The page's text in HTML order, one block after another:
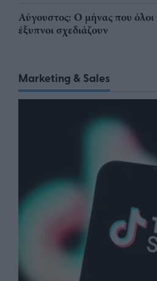
Αύγουστος: Ο μήνας που όλοι
έξυπνοι σχεδιάζουν
Marketing & Sales